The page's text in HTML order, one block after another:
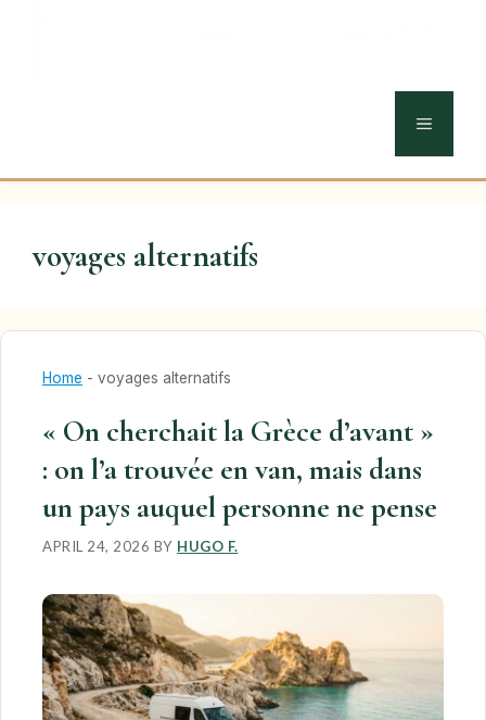
MENU
voyages alternatifs
Home - voyages alternatifs
« On cherchait la Grèce d’avant »
: on l’a trouvée en van, mais dans
un pays auquel personne ne pense
APRIL 24, 2026 BY HUGO F.